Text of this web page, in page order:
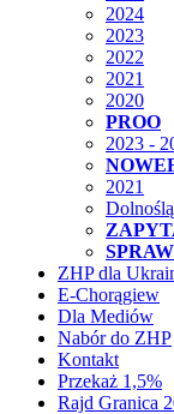
2024
2023
2022
2021
2020
PROO
2023 -
2021
ZHP dla
E-Chorągiew
Dla Mediów
Nabór do ZHP
Kontakt
Przekaż 1,5%
Rajd Granica